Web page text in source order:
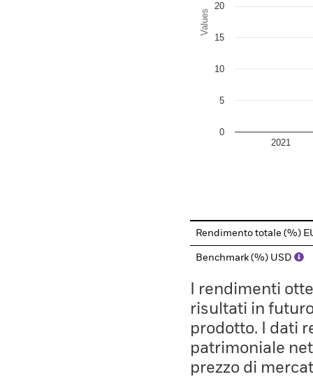
Values
2021
0
5
10
15
20
Rendimento totale (%)
Benchmark (%) USD
I rendimenti
risultati in
prodotto. I dati
patrimoniale
prezzo di